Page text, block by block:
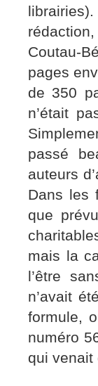
Coutau-
pages
de 350
n’était
passé
auteurs
Dans les
que
mais la
l’être
n’avait
formule,
numéro
qui venait